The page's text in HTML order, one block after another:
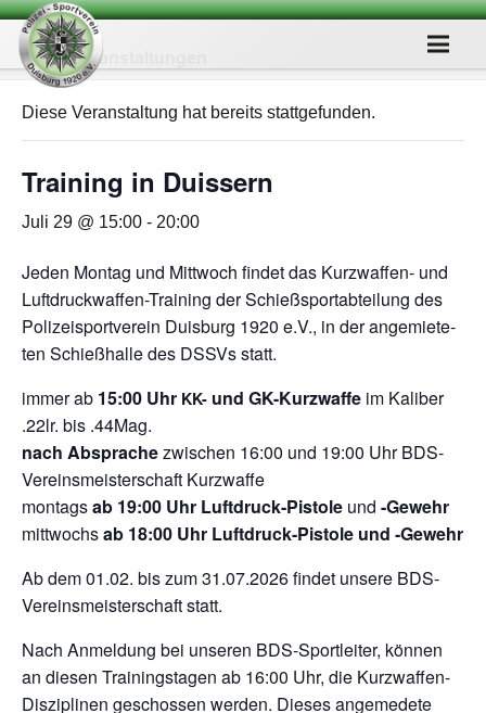
« Alle Veranstaltungen
Diese Veranstaltung hat bereits stattgefunden.
Trai­ning in Duissern
Juli 29 @ 15:00 - 20:00
Jeden Mon­tag und Mitt­woch fin­det das Kurz­waf­fen- und
Luft­druck­waf­fen-Trai­ning der Schieß­sport­ab­tei­lung des
Poli­zei­sport­ver­ein Duis­burg 1920 e.V., in der ange­mie­te­
ten Schieß­halle des DSSVs statt.
immer ab 15:00 Uhr KK- und GK-Kurz­waffe im Kali­ber
.22lr. bis .44Mag.
nach Abspra­chezwi­schen 16:00 und 19:00 Uhr BDS-
Ver­eins­meis­ter­schaft Kurzwaffe
mon­tagsab 19:00 Uhr Luft­druck-Pis­tole und -Gewehr
mitt­wochsab 18:00 Uhr Luft­druck-Pis­tole und ‑Gewehr
Ab dem 01.02. bis zum 31.07.2026 fin­det unsere BDS-
Ver­eins­meis­ter­schaft statt.
Nach Anmel­dung bei unse­ren BDS-Sport­lei­ter, kön­nen
an die­sen Trai­nings­ta­gen ab 16:00 Uhr, die Kurz­waf­fen-
Dis­zi­pli­nen geschos­sen wer­den. Die­ses ange­me­dete